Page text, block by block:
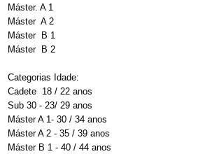
Máster. A 1
Máster A 2
Máster B 1
Máster B 2
Categorias Idade:
Cadete 18 / 22 anos
Sub 30 - 23/ 29 anos
Máster A 1- 30 / 34 anos
Máster A 2 - 35 / 39 anos
Máster B 1 - 40 / 44 anos